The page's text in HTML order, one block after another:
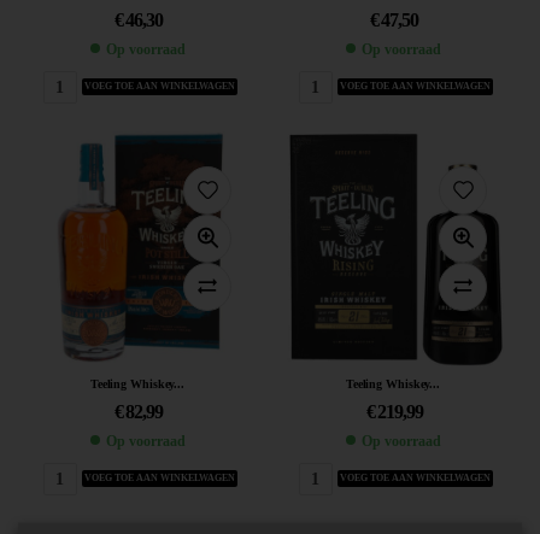
€46,30
Op voorraad
VOEG TOE AAN WINKELWAGEN
€47,50
Op voorraad
VOEG TOE AAN WINKELWAGEN
Teeling Whiskey...
€82,99
Op voorraad
VOEG TOE AAN WINKELWAGEN
Teeling Whiskey...
€ 219,99
Op voorraad
VOEG TOE AAN WINKELWAGEN